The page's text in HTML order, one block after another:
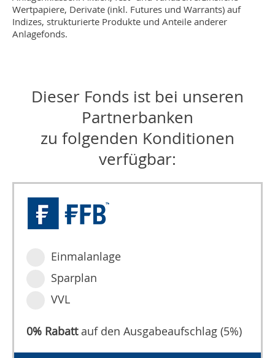
Wertpapiere, Derivate (inkl. Futures und Warrants) auf
Indizes, strukturierte Produkte und Anteile anderer
Anlagefonds.
Dieser Fonds ist bei unseren
Partnerbanken
zu folgenden Konditionen
verfügbar:
Einmalanlage
Sparplan
VVL
0% Rabattauf den Ausgabeaufschlag (5%)